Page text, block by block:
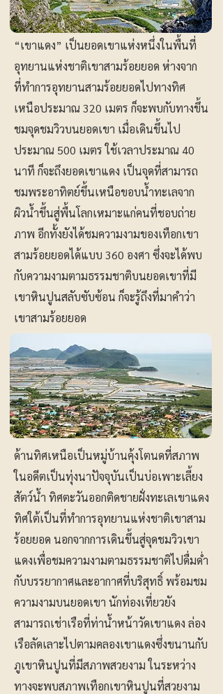
“เขาแดง” เป็นยอดเขาแห่งหนึ่งในพื้นที่
อุทยานแห่งชาติเขาสามร้อยยอด ห่างจาก
ที่ทำการอุทยานสามร้อยยอดไปทางทิศ
เหนือประมาณ 320 เมตร ก็จะพบกับทางขึ้น
ชมจุดชมวิวบนยอดเขา เมื่อเดินขึ้นไป
ประมาณ 500 เมตร ใช้เวลาประมาณ 40
นาที ก็จะถึงยอดเขาแดง เป็นจุดที่สามารถ
ชมพระอาทิตย์ขึ้นเหนือขอบน้ำทะเลจาก
ผิวน้ำขึ้นสู่พื้นโลกเหมาะแก่คนที่ชอบถ่าย
ภาพ อีกทั้งยังได้ชมความงามของเทือกเขา
สามร้อยยอดได้แบบ 360 องศา ซึ่งจะได้พบ
กับความงามตามธรรมชาติบนยอดเขาที่มี
เขาหินปูนสลับซับซ้อน ก็จะรู้ถึงที่มาคำว่า
เขาสามร้อยยอด
ด้านทิศเหนือเป็นหมู่บ้านคุ้งโตนดที่สภาพ
ในอดีตเป็นทุ่งนาปัจจุบันเป็นบ่อเพาะเลี้ยง
สัตว์น้ำ ทิศตะวันออกติดชายฝั่งทะเลเขาแดง
ทิศใต้เป็นที่ทำการอุทยานแห่งชาติเขาสาม
ร้อยยอด นอกจากการเดินขึ้นสู่จุดชมวิวเขา
แดงเพื่อชมความงามตามธรรมชาติไปดื่มด่ำ
กับบรรยากาศและอากาศที่บริสุทธิ์ พร้อมชม
ความงามบนยอดเขา นักท่องเที่ยวยัง
สามารถเช่าเรือที่ท่าน้ำหน้าวัดเขาแดง ล่อง
เรือลัดเลาะไปตามคลองเขาแดงซึ่งขนานกับ
ภูเขาหินปูนที่มีสภาพสวยงาม ในระหว่าง
ทางจะพบสภาพเทือกเขาหินปูนที่สวยงาม